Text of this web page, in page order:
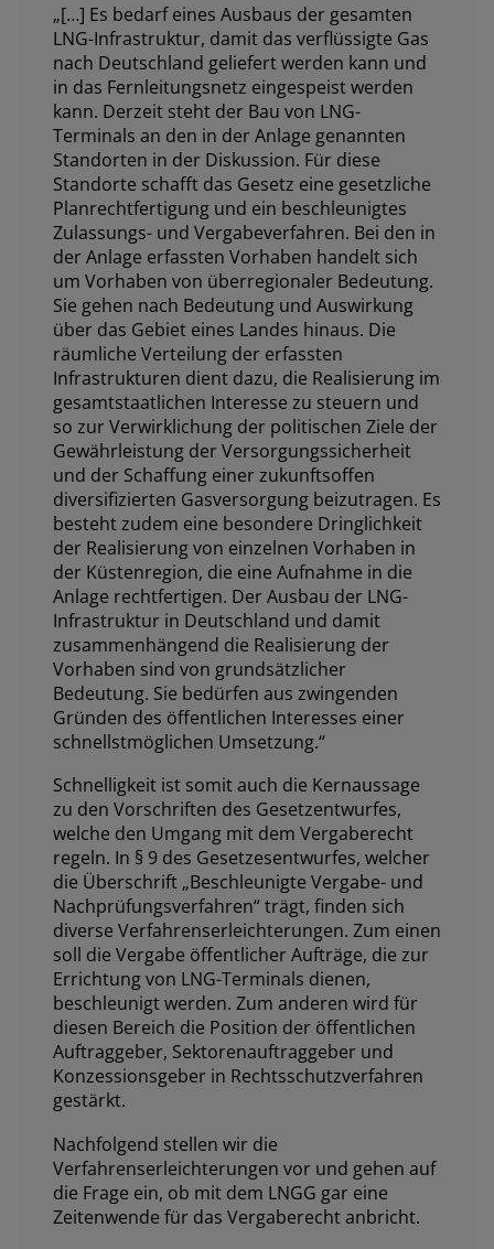
„[…] Es bedarf eines Ausbaus der gesamten
LNG-Infrastruktur, damit das verflüssigte Gas
nach Deutschland geliefert werden kann und
in das Fernleitungsnetz eingespeist werden
kann. Derzeit steht der Bau von LNG-
Terminals an den in der Anlage genannten
Standorten in der Diskussion. Für diese
Standorte schafft das Gesetz eine gesetzliche
Planrechtfertigung und ein beschleunigtes
Zulassungs- und Vergabeverfahren. Bei den in
der Anlage erfassten Vorhaben handelt sich
um Vorhaben von überregionaler Bedeutung.
Sie gehen nach Bedeutung und Auswirkung
über das Gebiet eines Landes hinaus. Die
räumliche Verteilung der erfassten
Infrastrukturen dient dazu, die Realisierung im
gesamtstaatlichen Interesse zu steuern und
so zur Verwirklichung der politischen Ziele der
Gewährleistung der Versorgungssicherheit
und der Schaffung einer zukunftsoffen
diversifizierten Gasversorgung beizutragen. Es
besteht zudem eine besondere Dringlichkeit
der Realisierung von einzelnen Vorhaben in
der Küstenregion, die eine Aufnahme in die
Anlage rechtfertigen. Der Ausbau der LNG-
Infrastruktur in Deutschland und damit
zusammenhängend die Realisierung der
Vorhaben sind von grundsätzlicher
Bedeutung. Sie bedürfen aus zwingenden
Gründen des öffentlichen Interesses einer
schnellstmöglichen Umsetzung.“
Schnelligkeit ist somit auch die Kernaussage
zu den Vorschriften des Gesetzentwurfes,
welche den Umgang mit dem Vergaberecht
regeln. In § 9 des Gesetzesentwurfes, welcher
die Überschrift „Beschleunigte Vergabe- und
Nachprüfungsverfahren“ trägt, finden sich
diverse Verfahrenserleichterungen. Zum einen
soll die Vergabe öffentlicher Aufträge, die zur
Errichtung von LNG-Terminals dienen,
beschleunigt werden. Zum anderen wird für
diesen Bereich die Position der öffentlichen
Auftraggeber, Sektorenauftraggeber und
Konzessionsgeber in Rechtsschutzverfahren
gestärkt.
Nachfolgend stellen wir die
Verfahrenserleichterungen vor und gehen auf
die Frage ein, ob mit dem LNGG gar eine
Zeitenwende für das Vergaberecht anbricht.